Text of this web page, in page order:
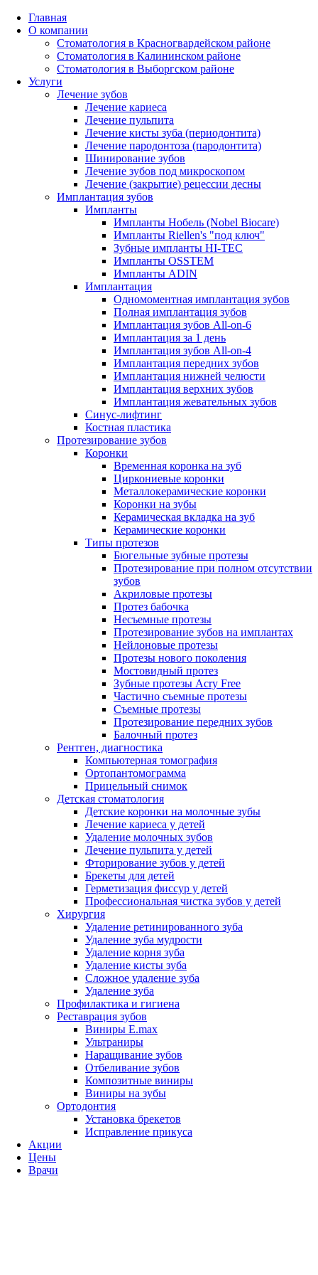
Главная
О компании
Стоматология в Красногвардейском районе
Стоматология в Калининском районе
Стоматология в Выборгском районе
Услуги
Лечение зубов
Лечение кариеса
Лечение пульпита
Лечение кисты зуба (периодонтита)
Лечение пародонтоза (пародонтита)
Шинирование зубов
Лечение зубов под микроскопом
Лечение (закрытие) рецессии десны
Имплантация зубов
Импланты
Импланты Нобель (Nobel Biocare)
Импланты Riellen's "под ключ"
Зубные импланты HI-TEC
Импланты OSSTEM
Импланты ADIN
Имплантация
Одномоментная имплантация зубов
Полная имплантация зубов
Имплантация зубов All-on-6
Имплантация за 1 день
Имплантация зубов All-on-4
Имплантация передних зубов
Имплантация нижней челюсти
Имплантация верхних зубов
Имплантация жевательных зубов
Синус-лифтинг
Костная пластика
Протезирование зубов
Коронки
Временная коронка на зуб
Циркониевые коронки
Металлокерамические коронки
Коронки на зубы
Керамическая вкладка на зуб
Керамические коронки
Типы протезов
Бюгельные зубные протезы
Протезирование при полном отсутствии
зубов
Акриловые протезы
Протез бабочка
Несъемные протезы
Протезирование зубов на имплантах
Нейлоновые протезы
Протезы нового поколения
Мостовидный протез
Зубные протезы Acry Free
Частично съемные протезы
Съемные протезы
Протезирование передних зубов
Балочный протез
Рентген, диагностика
Компьютерная томография
Ортопантомограмма
Прицельный снимок
Детская стоматология
Детские коронки на молочные зубы
Лечение кариеса у детей
Удаление молочных зубов
Лечение пульпита у детей
Фторирование зубов у детей
Брекеты для детей
Герметизация фиссур у детей
Профессиональная чистка зубов у детей
Хирургия
Удаление ретинированного зуба
Удаление зуба мудрости
Удаление корня зуба
Удаление кисты зуба
Сложное удаление зуба
Удаление зуба
Профилактика и гигиена
Реставрация зубов
Виниры E.max
Ультраниры
Наращивание зубов
Отбеливание зубов
Композитные виниры
Виниры на зубы
Ортодонтия
Установка брекетов
Исправление прикуса
Акции
Цены
Врачи